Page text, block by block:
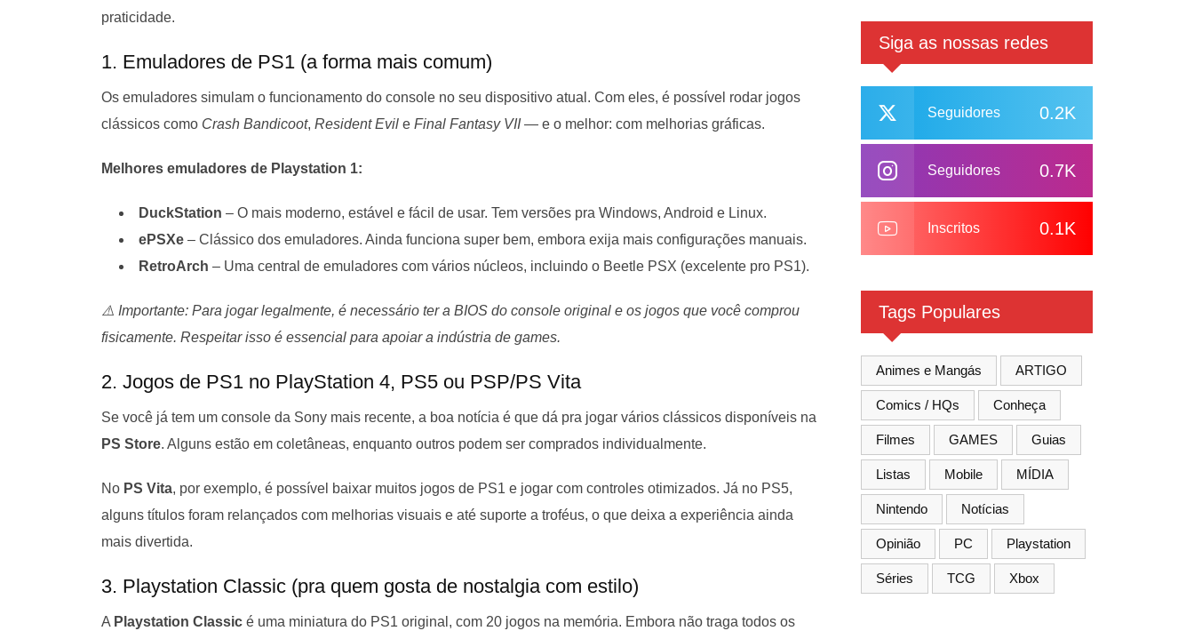
praticidade.
1. Emuladores de PS1 (a forma mais comum)
Os emuladores simulam o funcionamento do console no seu dispositivo atual. Com eles, é possível rodar jogos
clássicos como Crash Bandicoot, Resident Evil e Final Fantasy VII— e o melhor: com melhorias gráficas.
Melhores emuladores de Playstation 1:
DuckStation – O mais moderno, estável e fácil de usar. Tem versões pra Windows, Android e Linux.
ePSXe – Clássico dos emuladores. Ainda funciona super bem, embora exija mais configurações manuais.
RetroArch – Uma central de emuladores com vários núcleos, incluindo o Beetle PSX (excelente pro PS1).
⚠️ Importante: Para jogar legalmente, é necessário ter a BIOS do console original e os jogos que você comprou
fisicamente. Respeitar isso é essencial para apoiar a indústria de games.
2. Jogos de PS1 no PlayStation 4, PS5 ou PSP/PS Vita
Se você já tem um console da Sony mais recente, a boa notícia é que dá pra jogar vários clássicos disponíveis na
PS Store. Alguns estão em coletâneas, enquanto outros podem ser comprados individualmente.
No PS Vita, por exemplo, é possível baixar muitos jogos de PS1 e jogar com controles otimizados. Já no PS5,
alguns títulos foram relançados com melhorias visuais e até suporte a troféus, o que deixa a experiência ainda
mais divertida.
3. Playstation Classic (pra quem gosta de nostalgia com estilo)
A Playstation Classic é uma miniatura do PS1 original, com 20 jogos na memória. Embora não traga todos os
Siga as nossas redes
0.2K
Seguidores
0.7K
Seguidores
0.1K
Inscritos
Tags Populares
Animes e Mangás ARTIGO
Comics / HQs Conheça
Filmes GAMES Guias
Listas Mobile MÍDIA
Nintendo Notícias
Opinião PC Playstation
Séries TCG Xbox